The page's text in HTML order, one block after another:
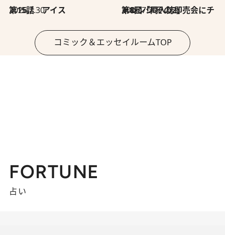
2026.7.30
第15話 アイス 2026.7.30
第8回「同人誌即売会にチャレンジ その2」
コミック＆エッセイルームTOP
FORTUNE
占い